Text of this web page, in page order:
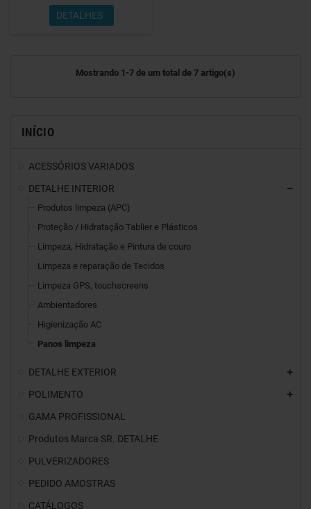
INÍCIO
ACESSÓRIOS VARIADOS
DETALHE INTERIOR
Produtos limpeza (APC)
Proteção / Hidratação Tablier e Plásticos
Limpeza, Hidratação e Pintura de couro
Limpeza e reparação de Tecidos
Limpeza GPS, touchscreens
Ambientadores
Higienização AC
Panos limpeza
DETALHE EXTERIOR
POLIMENTO
GAMA PROFISSIONAL
Produtos Marca SR. DETALHE
PULVERIZADORES
PEDIDO AMOSTRAS
CATÁLOGOS
DETALHES
Mostrando 1-7 de um total de 7 artigo(s)